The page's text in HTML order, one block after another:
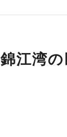
錦江湾